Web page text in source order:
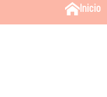
Inicio